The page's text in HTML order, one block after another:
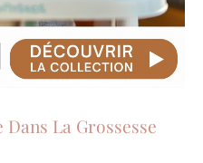
Dans La Grossesse